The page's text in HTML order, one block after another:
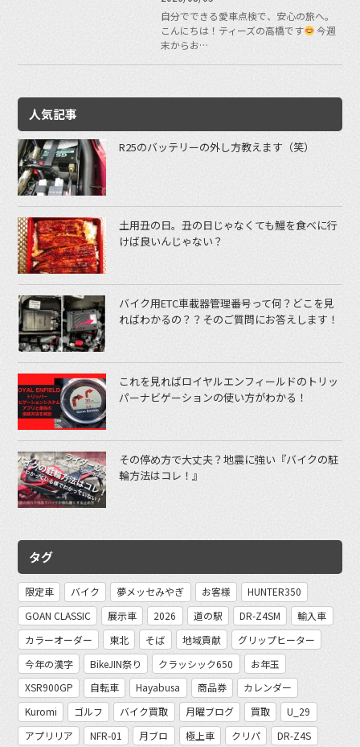
自分でできる愛車点検で、安心の旅へ。
こんにちは！ティーズの高橋です
今週
末からお…
人気記事
R25のバッテリーの外し方教えます（笑）
土用丑の日。丑の日じゃなくても鰻を食べに行
けば良いんじゃない？
バイク用ETC車載器管理番号って何？どこを見
ればわかるの？？そのご質問にお答えします！
これを見ればロイヤルエンフィールドのトリッ
パーナビゲーションの使い方がわかる！
その停め方で大丈夫？地震に強い『バイクの駐
輪方法はコレ！』
タグ
限定車 バイク 夢メッセみやぎ お客様
HUNTER350
GOAN CLASSIC
展示車 2026 道の駅 DR-Z4SM
輸入車
カラーオーダー
東北 そば 地域貢献
グリップヒーター
今年の漢字
BikeJIN祭り クラッシック650
お年玉
XSR900GP
自転車 Hayabusa 商品券
カレンダー
Kuromi
ゴルフ バイク買取 月曜ブログ 買取
U_29
アプリリア
NFR-01 月ブロ 極上車 クリパ
DR-Z4S